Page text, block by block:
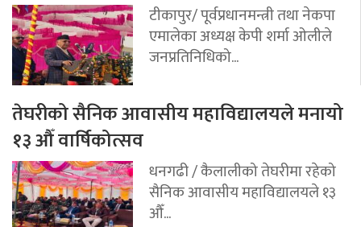
टीकापुर/ पूर्वप्रधानमन्त्री तथा नेकपा
एमालेका अध्यक्ष केपी शर्मा ओलीले
जनप्रतिनिधिको...
तेघरीको सैनिक आवासीय महाविद्यालयले मनायो
१३ औँ वार्षिकोत्सव
धनगढी / कैलालीको तेघरीमा रहेको
सैनिक आवासीय महाविद्यालयले १३
औँ...